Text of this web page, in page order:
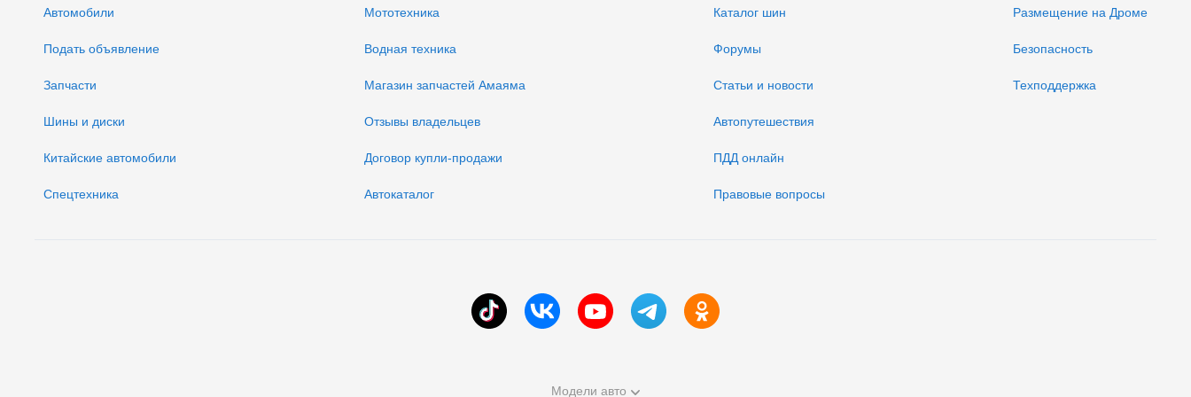
Автомобили
Подать объявление
Запчасти
Шины и диски
Китайские автомобили
Спецтехника
Мототехника
Водная техника
Магазин запчастей Амаяма
Отзывы владельцев
Договор купли-продажи
Автокаталог
Каталог шин
Форумы
Статьи и новости
Автопутешествия
ПДД онлайн
Правовые вопросы
Размещение на Дроме
Безопасность
Техподдержка
Модели авто